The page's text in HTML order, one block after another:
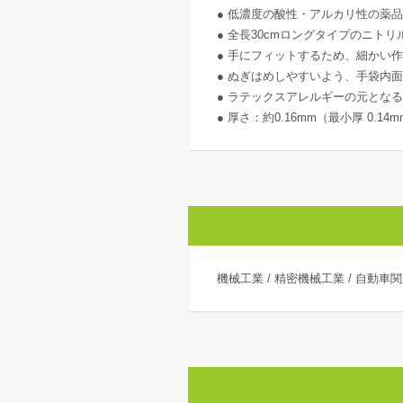
● 低濃度の酸性・アルカリ性の薬
● 全長30cmロングタイプのニトリ
● 手にフィットするため、細かい
● ぬぎはめしやすいよう、手袋内
● ラテックスアレルギーの元とな
● 厚さ：約0.16mm（最小厚
機械工業 / 精密機械工業 / 自動車